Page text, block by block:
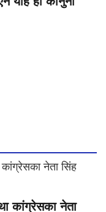
कांग्रेसका नेता